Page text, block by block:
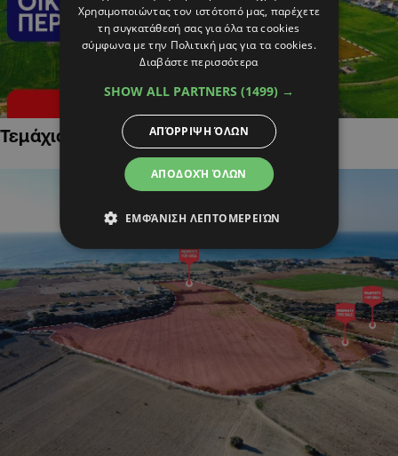
Τεμάχια Γης σε Οικιστικές Περιοχές
Χρησιμοποιώντας τον ιστότοπό μας, παρέχετε
τη συγκατάθεσή σας για όλα τα cookies
σύμφωνα με την Πολιτική μας για τα cookies.
Διαβάστε περισσότερα
SHOW ALL PARTNERS (1499) →
ΑΠΟΔΟΧΉ ΌΛΩΝ
ΑΠΌΡΡΙΨΗ ΌΛΩΝ
ΕΜΦΆΝΙΣΗ ΛΕΠΤΟΜΕΡΕΙΏΝ